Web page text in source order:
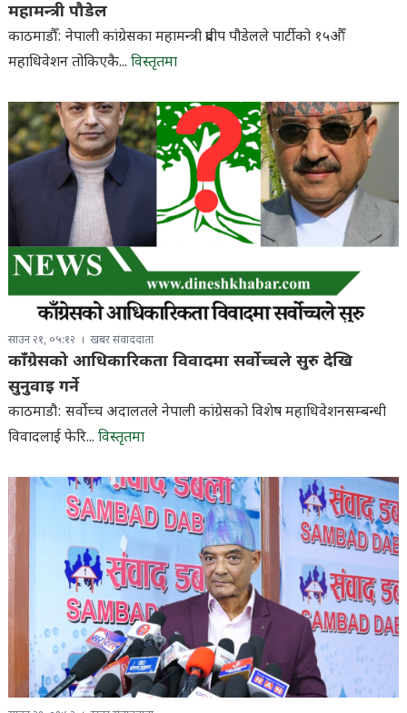
महामन्त्री पौडेल
काठमाडौँ: नेपाली कांग्रेसका महामन्त्री प्रदीप पौडेलले पार्टीको १५औँ
महाधिवेशन तोकिएकै... विस्तृतमा
साउन २१, ०५:१२ खबर संवाददाता
काँग्रेसको आधिकारिकता विवादमा सर्वोच्चले सुरु देखि
सुनुवाइ गर्ने
काठमाडौ: सर्वोच्च अदालतले नेपाली कांग्रेसको विशेष महाधिवेशनसम्बन्धी
विवादलाई फेरि... विस्तृतमा